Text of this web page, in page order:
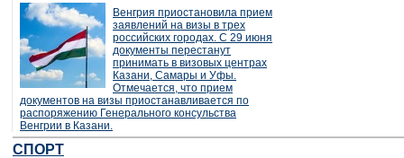
Венгрия приостановила прием
заявлений на визы в трех
российских городах. С 29 июня
документы перестанут
принимать в визовых центрах
Казани, Самары и Уфы.
Отмечается, что прием
документов на визы приостанавливается по
распоряжению Генерального консульства
Венгрии в Казани.
СПОРТ